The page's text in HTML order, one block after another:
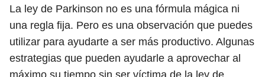
La ley de Parkinson no es una fórmula mágica ni
una regla fija. Pero es una observación que puedes
utilizar para ayudarte a ser más productivo. Algunas
estrategias que pueden ayudarle a aprovechar al
máximo su tiempo sin ser víctima de la ley de